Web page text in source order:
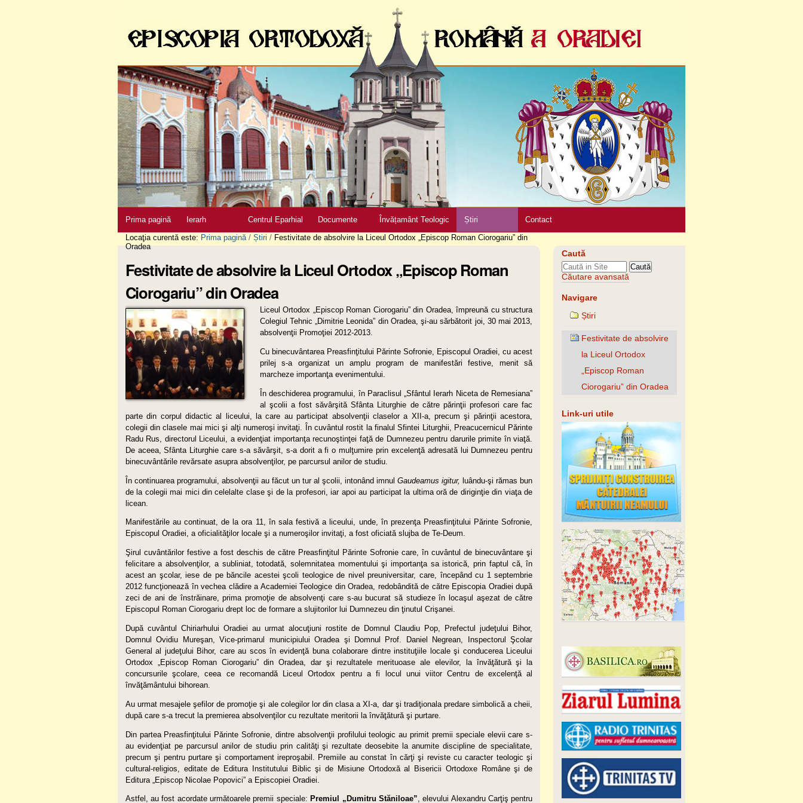
Sari
navigare
Prima pagină Ierarh Centrul Eparhial Documente Învățamânt Teologic Știri Contact
Locaţia curentă este: Prima pagină / Știri / Festivitate de absolvire la Liceul Ortodox „Episcop Roman Ciorogariu” din
Oradea
Festivitate de absolvire la Liceul Ortodox „Episcop Roman
Ciorogariu” din Oradea
Liceul Ortodox „Episcop Roman Ciorogariu” din Oradea, împreună cu structura
Colegiul Tehnic „Dimitrie Leonida” din Oradea, şi-au sărbătorit joi, 30 mai 2013,
absolvenţii Promoţiei 2012-2013.
Cu binecuvântarea Preasfinţitului Părinte Sofronie, Episcopul Oradiei, cu acest
prilej s-a organizat un amplu program de manifestări festive, menit să
marcheze importanţa evenimentului.
În deschiderea programului, în Paraclisul „Sfântul Ierarh Niceta de Remesiana”
al şcolii a fost săvârşită Sfânta Liturghie de către părinţii profesori care fac
parte din corpul didactic al liceului, la care au participat absolvenţii claselor a XII-a, precum şi părinţii acestora,
colegii din clasele mai mici şi alţi numeroşi invitaţi. În cuvântul rostit la finalul Sfintei Liturghii, Preacucernicul Părinte
Radu Rus, directorul Liceului, a evidenţiat importanţa recunoştinţei faţă de Dumnezeu pentru darurile primite în viaţă.
De aceea, Sfânta Liturghie care s-a săvârşit, s-a dorit a fi o mulţumire prin excelenţă adresată lui Dumnezeu pentru
binecuvântările revărsate asupra absolvenţilor, pe parcursul anilor de studiu.
În continuarea programului, absolvenţii au făcut un tur al şcolii, intonând imnulGaudeamus igitur,luându-şi rămas bun
de la colegii mai mici din celelalte clase şi de la profesori, iar apoi au participat la ultima oră de diriginţie din viaţa de
licean.
Manifestările au continuat, de la ora 11, în sala festivă a liceului, unde, în prezenţa Preasfinţitului Părinte Sofronie,
Episcopul Oradiei, a oficialităţilor locale şi a numeroşilor invitaţi, a fost oficiată slujba de Te-Deum.
Şirul cuvântărilor festive a fost deschis de către Preasfinţitul Părinte Sofronie care, în cuvântul de binecuvântare şi
felicitare a absolvenţilor, a subliniat, totodată, solemnitatea momentului şi importanţa sa istorică, prin faptul că, în
acest an şcolar, iese de pe băncile acestei şcoli teologice de nivel preuniversitar, care, începând cu 1 septembrie
2012 funcţionează în vechea clădire a Academiei Teologice din Oradea, redobândită de către Episcopia Oradiei după
zeci de ani de înstrăinare, prima promoţie de absolvenţi care s-au bucurat să studieze în locaşul aşezat de către
Episcopul Roman Ciorogariu drept loc de formare a slujitorilor lui Dumnezeu din ţinutul Crişanei.
După cuvântul Chiriarhului Oradiei au urmat alocuţiuni rostite de Domnul Claudiu Pop, Prefectul judeţului Bihor,
Domnul Ovidiu Mureşan, Vice-primarul municipiului Oradea şi Domnul Prof. Daniel Negrean, Inspectorul Şcolar
General al judeţului Bihor, care au scos în evidenţă buna colaborare dintre instituţiile locale şi conducerea Liceului
Ortodox „Episcop Roman Ciorogariu” din Oradea, dar şi rezultatele merituoase ale elevilor, la învăţătură şi la
concursurile şcolare, ceea ce recomandă Liceul Ortodox pentru a fi locul unui viitor Centru de excelenţă al
învăţământului bihorean.
Au urmat mesajele şefilor de promoţie şi ale colegilor lor din clasa a XI-a, dar şi tradiţionala predare simbolică a cheii,
după care s-a trecut la premierea absolvenţilor cu rezultate meritorii la învăţătură şi purtare.
Din partea Preasfinţitului Părinte Sofronie, dintre absolvenţii profilului teologic au primit premii speciale elevii care s-
au evidenţiat pe parcursul anilor de studiu prin calităţi şi rezultate deosebite la anumite discipline de specialitate,
precum şi pentru purtare şi comportament ireproşabil. Premiile au constat în cărţi şi reviste cu caracter teologic şi
cultural-religios, editate de Editura Institutului Biblic şi de Misiune Ortodoxă al Bisericii Ortodoxe Române şi de
Editura „Episcop Nicolae Popovici” a Episcopiei Oradiei.
Astfel, au fost acordate următoarele premii speciale: Premiul „Dumitru Stăniloae”, elevului Alexandru Carţiş pentru
Caută
Căutare avansată
Navigare
Știri
Festivitate de absolvire
la Liceul Ortodox
„Episcop Roman
Ciorogariu” din Oradea
Link-uri utile